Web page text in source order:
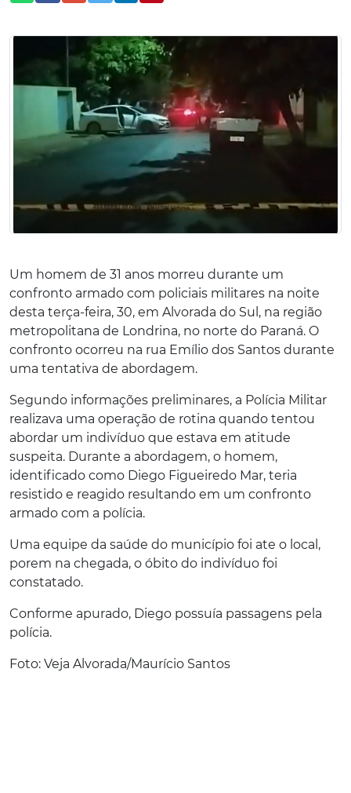
Um homem de 31 anos morreu durante um
confronto armado com policiais militares na noite
desta terça-feira, 30, em Alvorada do Sul, na região
metropolitana de Londrina, no norte do Paraná. O
confronto ocorreu na rua Emílio dos Santos durante
uma tentativa de abordagem.
Segundo informações preliminares, a Polícia Militar
realizava uma operação de rotina quando tentou
abordar um indivíduo que estava em atitude
suspeita. Durante a abordagem, o homem,
identificado como Diego Figueiredo Mar, teria
resistido e reagido resultando em um confronto
armado com a polícia.
Uma equipe da saúde do município foi ate o local,
porem na chegada, o óbito do indivíduo foi
constatado.
Conforme apurado, Diego possuía passagens pela
polícia.
Foto: Veja Alvorada/Maurício Santos